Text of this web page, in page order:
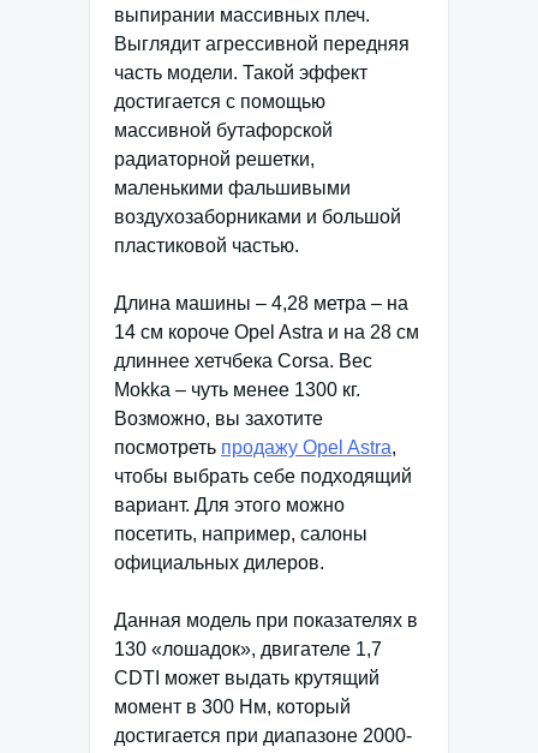
выпирании массивных плеч.
Выглядит агрессивной передняя
часть модели. Такой эффект
достигается с помощью
массивной бутафорской
радиаторной решетки,
маленькими фальшивыми
воздухозаборниками и большой
пластиковой частью.
Длина машины – 4,28 метра – на
14 см короче Opel Astra и на 28 см
длиннее хетчбека Corsa. Вес
Mokka – чуть менее 1300 кг.
Возможно, вы захотите
посмотреть продажу Opel Astra,
чтобы выбрать себе подходящий
вариант. Для этого можно
посетить, например, салоны
официальных дилеров.
Данная модель при показателях в
130 «лошадок», двигателе 1,7
CDTI может выдать крутящий
момент в 300 Нм, который
достигается при диапазоне 2000-